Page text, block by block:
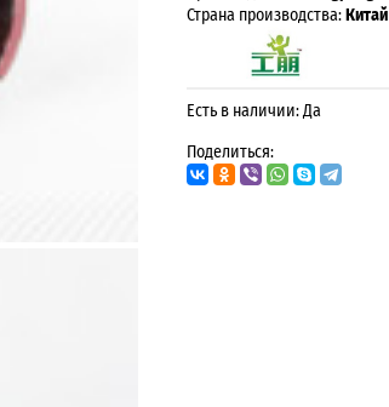
Страна производства:Китай
Есть в наличии: Да
Поделиться: